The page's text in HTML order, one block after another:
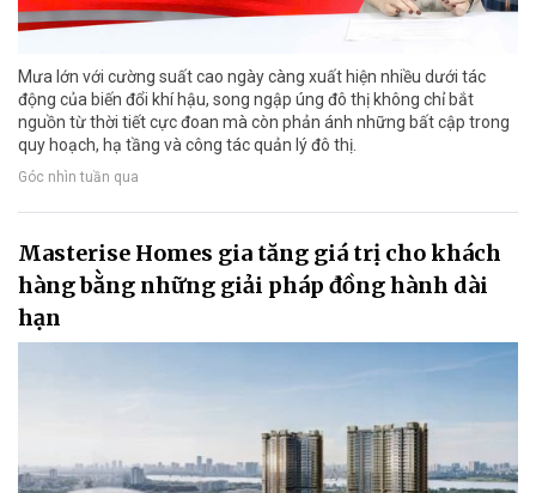
Mưa lớn với cường suất cao ngày càng xuất hiện nhiều dưới tác
động của biến đổi khí hậu, song ngập úng đô thị không chỉ bắt
nguồn từ thời tiết cực đoan mà còn phản ánh những bất cập trong
quy hoạch, hạ tầng và công tác quản lý đô thị.
Góc nhìn tuần qua
Masterise Homes gia tăng giá trị cho khách
hàng bằng những giải pháp đồng hành dài
hạn